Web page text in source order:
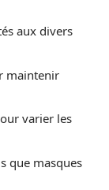
aux divers
maintenir
varier les
que masques